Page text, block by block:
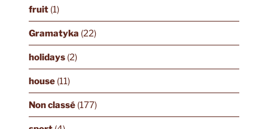
fruit(1)
Gramatyka (22)
holidays(2)
house(11)
Non classé(177)